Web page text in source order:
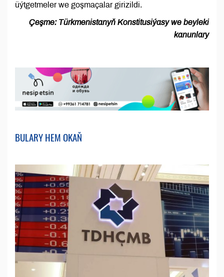
üýtgetmeler we goşmaçalar girizildi.
Çeşme: Türkmenistanyň Konstitusiýasy we beyleki
kanunlary
BULARY HEM OKAŇ